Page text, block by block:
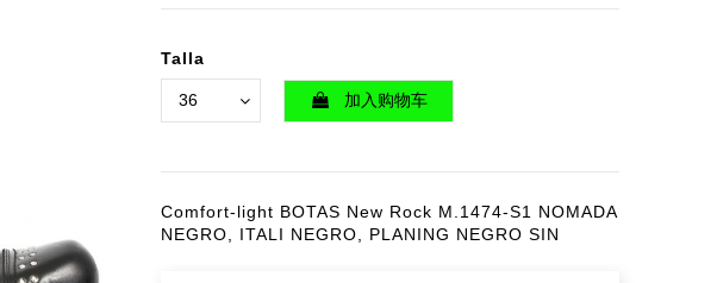
Talla
加入购物车
Comfort-light BOTAS New Rock M.1474-S1 NOMADA
NEGRO, ITALI NEGRO, PLANING NEGRO SIN